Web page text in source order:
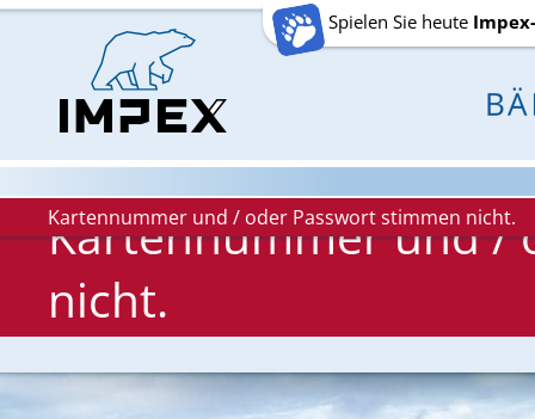
Spielen Sie heute
Kartennummer und / oder Passwort stimmen nicht.
Kartennummer und /
nicht.